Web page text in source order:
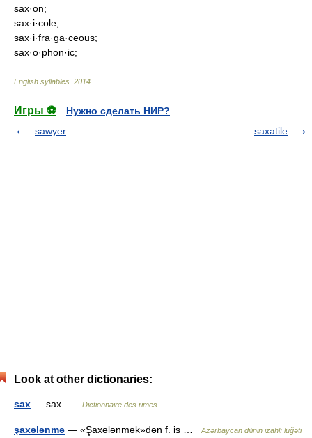
sax·on;
sax·i·cole;
sax·i·fra·ga·ceous;
sax·o·phon·ic;
English syllables 2014
Игры ⚽
Нужно сделать НИР?
sawyer
saxatile
Look at other dictionaries:
sax — sax … Dictionnaire des rimes
şaxələnmə — «Şaxələnmək»dən f. is … Azərbaycan dilinin izahlı lüğəti